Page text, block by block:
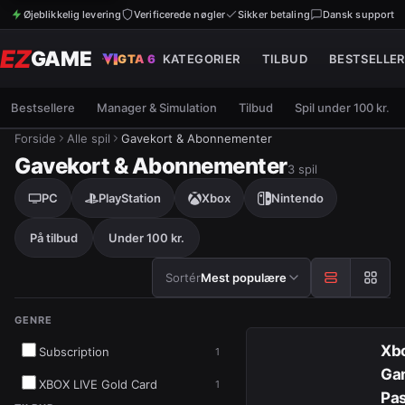
Øjeblikkelig levering Verificerede nøgler Sikker betaling Dansk support
EZGAME GTA 6 KATEGORIER TILBUD
Bestsellere Manager & Simulation Tilbud Spil under 100 kr.
Forside Alle spil Gavekort & Abonnementer
Gavekort & Abonnementer3spil
PC
PlayStation Xbox Nintendo
På tilbud Under 100 kr.
Sortér efter
SortérMest populære
GENRE
Subscription 1
XBOX LIVE Gold Card
1
Resultater